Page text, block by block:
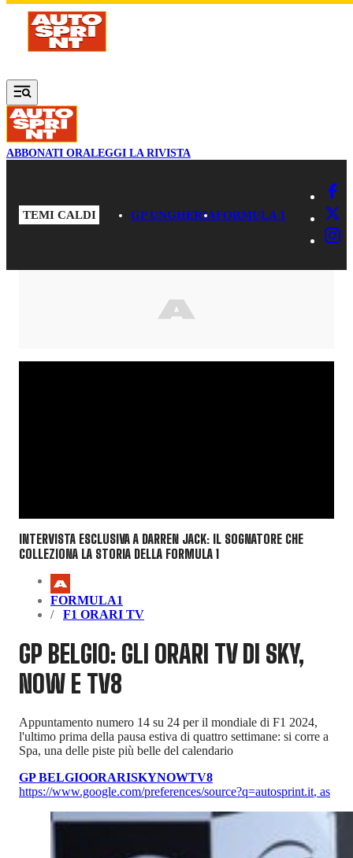
Vai al contenuto principale
ABBONATI ORALEGGI LA RIVISTA
TEMI CALDI GP UNGHERIAFORMULA 1
INTERVISTA ESCLUSIVA A DARREN JACK: IL SOGNATORE CHE
COLLEZIONA LA STORIA DELLA FORMULA 1
FORMULA1
F1 ORARI TV
GP BELGIO: GLI ORARI TV DI SKY,
NOW E TV8
Appuntamento numero 14 su 24 per il mondiale di F1 2024,
l'ultimo prima della pausa estiva di quattro settimane: si corre a
Spa, una delle piste più belle del calendario
GP BELGIOORARISKYNOWTV8
https://www.google.com/preferences/source?q=autosprint.it, as